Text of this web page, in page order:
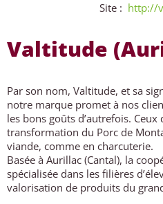
Site : http://
Valtitude
Par son nom, Valtitude, et sa
notre marque promet à nos
les bons goûts d’autrefois.
transformation du Porc de
viande, comme en charcuterie.
Basée à Aurillac (Cantal), la
spécialisée dans les filières
valorisation de produits du